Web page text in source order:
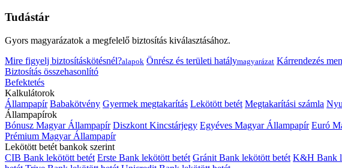
Tudástár
Gyors magyarázatok a megfelelő biztosítás kiválasztásához.
Mire figyelj biztosításkötésnél?alapok Önrész és területi hatálymagyarázat Kárrendezés
Biztosítás összehasonlító
Befektetés
Kalkulátorok
Állampapír Babakötvény Gyermek megtakarítás Lekötött betét Megtakarítási számla
Állampapírok
Bónusz Magyar Állampapír Diszkont Kincstárjegy Egyéves Magyar Állampapír Euró
Prémium Magyar Állampapír
Lekötött betét bankok szerint
CIB Bank lekötött betét Erste Bank lekötött betét Gránit Bank lekötött betét K&H Bank